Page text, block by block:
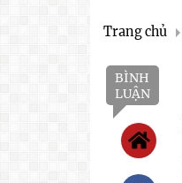
Trang chủ
BÌNH
LUẬN